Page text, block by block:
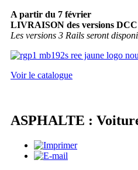
A partir du 7 février
LIVRAISON des versions DCC
Les versions 3 Rails seront
Voir le catalogue
ASPHALTE :